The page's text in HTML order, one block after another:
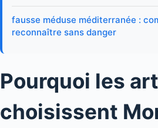
fausse méduse méditerranée :
reconnaître sans danger
Pourquoi les
choisissent